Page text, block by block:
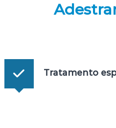
Tratamento